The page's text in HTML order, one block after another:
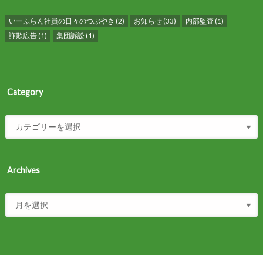
いーふらん社員の日々のつぶやき (2) お知らせ(33) 内部監査 (1)
詐欺広告(1) 集団訴訟(1)
Category
Archives